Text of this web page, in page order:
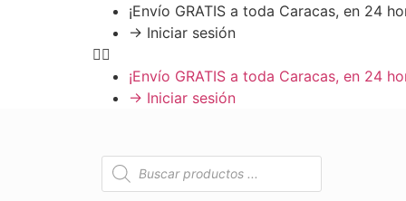
¡Envío GRATIS a toda Caracas, en 24
→ Iniciar sesión
¡Envío GRATIS a toda Caracas, en 24
→ Iniciar sesión